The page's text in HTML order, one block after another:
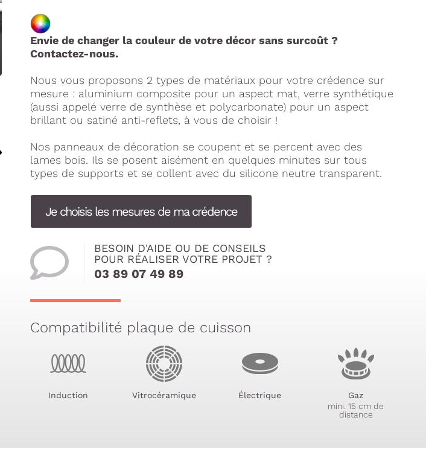
Envie de changer la couleur de votre décor sans surcoût ?
Contactez-nous.
Nous vous proposons 2 types de matériaux pour votre crédence sur
mesure : aluminium composite pour un aspect mat, verre synthétique
(aussi appelé verre de synthèse et polycarbonate) pour un aspect
brillant ou satiné anti-reflets, à vous de choisir !
Nos panneaux de décoration se coupent et se percent avec des
lames bois. Ils se posent aisément en quelques minutes sur tous
types de supports et se collent avec du silicone neutre transparent.
Je choisis les mesures de ma crédence
BESOIN D'AIDE OU DE CONSEILS
POUR RÉALISER VOTRE PROJET ?
03 89 07 49 89
Compatibilité plaque de cuisson
Induction Vitrocéramique Électrique
Gaz
mini. 15 cm de
distance